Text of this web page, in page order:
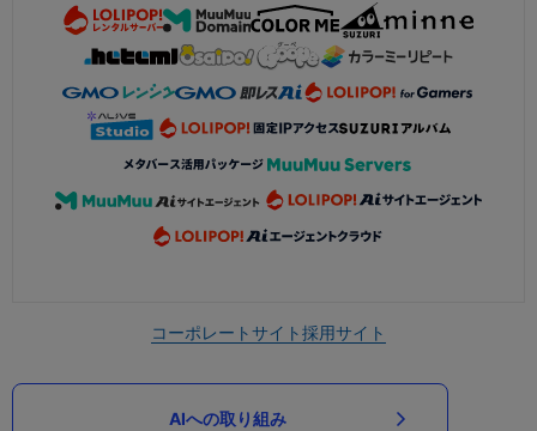
コーポレートサイト採用サイト
AIへの取り組み